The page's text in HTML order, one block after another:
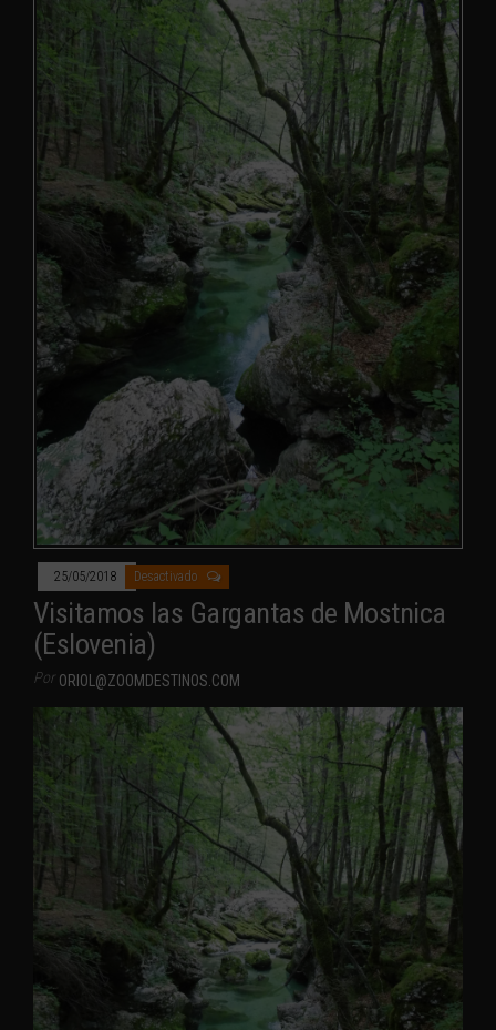
25/05/2018 Desactivado
Visitamos las Gargantas de Mostnica
(Eslovenia)
Por ORIOL@ZOOMDESTINOS.COM